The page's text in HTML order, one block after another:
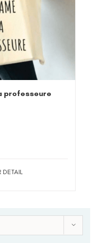
professeure
DETAIL